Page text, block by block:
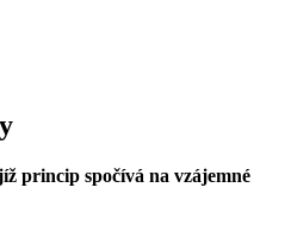
princip spočívá na vzájemné